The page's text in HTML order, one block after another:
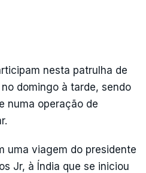
nesta patrulha de
domingo à tarde, sendo
numa operação de
uma viagem do presidente
Jr, à Índia que se iniciou